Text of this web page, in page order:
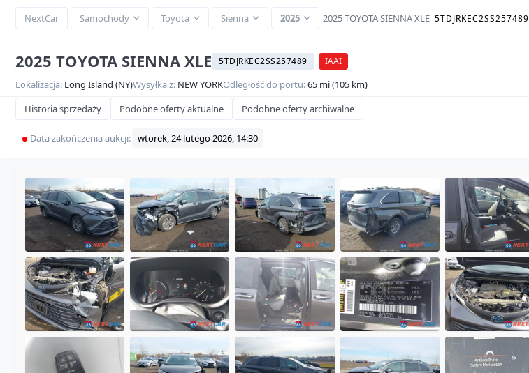
NextCar Samochody Toyota Sienna 2025 2025 TOYOTA SIENNA XLE 5TDJRKEC2SS257489
2025 TOYOTA SIENNA XLE 5TDJRKEC2SS257489 IAAI
Lokalizacja: Long Island (NY)Wysyłka z: NEW YORKOdległość do portu:65 mi (105 km)
Historia sprzedaży Podobne oferty aktualne Podobne oferty archiwalne
Data zakończenia aukcji: wtorek, 24 lutego 2026, 14:30
SOLD